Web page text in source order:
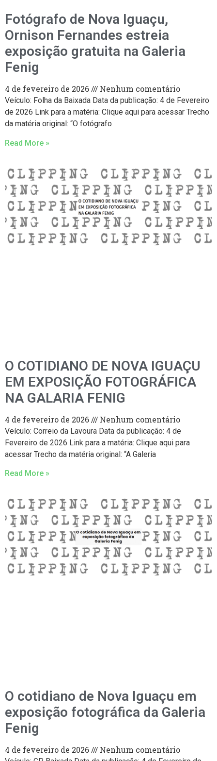
Fotógrafo de Nova Iguaçu,
Ornison Fernandes estreia
exposição gratuita na Galeria
Fenig
4 de fevereiro de 2026 Nenhum comentário
Veículo: Folha da Baixada Data da publicação: 4 de Fevereiro
de 2026 Link para a matéria: Clique aqui para acessar Trecho
da matéria original: “O fotógrafo
Read More »
O COTIDIANO DE NOVA IGUAÇU
EM EXPOSIÇÃO FOTOGRÁFICA
NA GALARIA FENIG
4 de fevereiro de 2026 Nenhum comentário
Veículo: Correio da Lavoura Data da publicação: 4 de
Fevereiro de 2026 Link para a matéria: Clique aqui para
acessar Trecho da matéria original: “A Galeria
Read More »
O cotidiano de Nova Iguaçu em
exposição fotográfica da Galeria
Fenig
4 de fevereiro de 2026 Nenhum comentário